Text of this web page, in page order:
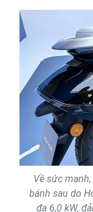
Về sức
bánh sau do
đa 6,0 kW,